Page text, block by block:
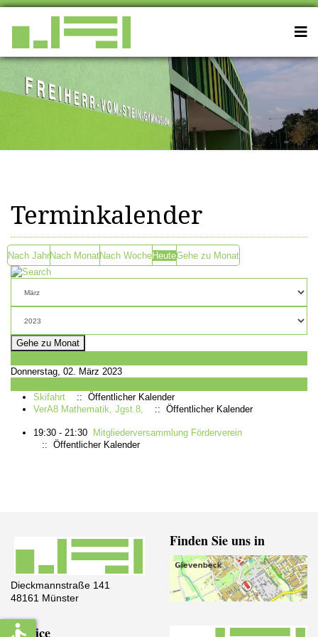
Terminkalender
Nach JahrNach MonatNach WocheHeuteGehe zu Monat
Gehe zu Monat
Donnerstag, 02. März 2023
Skifahrt
:: Öffentlicher Kalender
VerA8 Mathematik, Jgst.8,
:: Öffentlicher Kalender
19:30 - 21:30
Mitgliederversammlung Förderverein
:: Öffentlicher Kalender
Dieckmannstraße 141
48161 Münster
Finden Sie uns in
Service